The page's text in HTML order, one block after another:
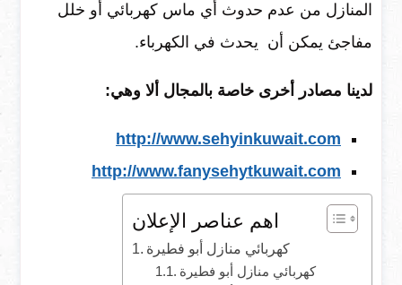
المنازل من عدم حدوث أي ماس كهربائي أو خلل
مفاجئ يمكن أن يحدث في الكهرباء.
لدينا مصادر أخرى خاصة بالمجال ألا وهي:
http://www.sehyinkuwait.com
http://www.fanysehytkuwait.com
اهم عناصر الإعلان
كهربائي منازل أبو فطيرة
كهربائي منازل أبو فطيرة